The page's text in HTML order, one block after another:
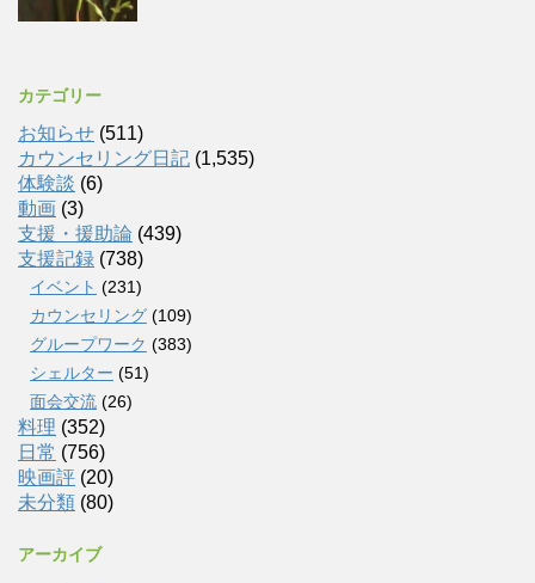
カテゴリー
お知らせ (511)
カウンセリング日記 (1,535)
体験談 (6)
動画 (3)
支援・援助論 (439)
支援記録 (738)
イベント (231)
カウンセリング (109)
グループワーク (383)
シェルター (51)
面会交流 (26)
料理 (352)
日常 (756)
映画評 (20)
未分類 (80)
アーカイブ